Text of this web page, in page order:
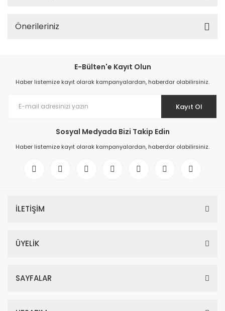
Önerileriniz
E-Bülten'e Kayıt Olun
Haber listemize kayıt olarak kampanyalardan, haberdar olabilirsiniz.
Kayıt Ol
Sosyal Medyada Bizi Takip Edin
Haber listemize kayıt olarak kampanyalardan, haberdar olabilirsiniz.
İLETİŞİM
ÜYELİK
SAYFALAR